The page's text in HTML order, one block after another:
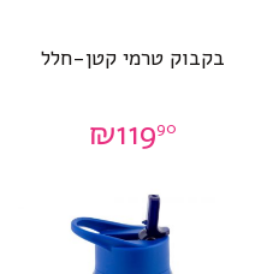
בקבוק טרמי קטן-חלל
₪11990